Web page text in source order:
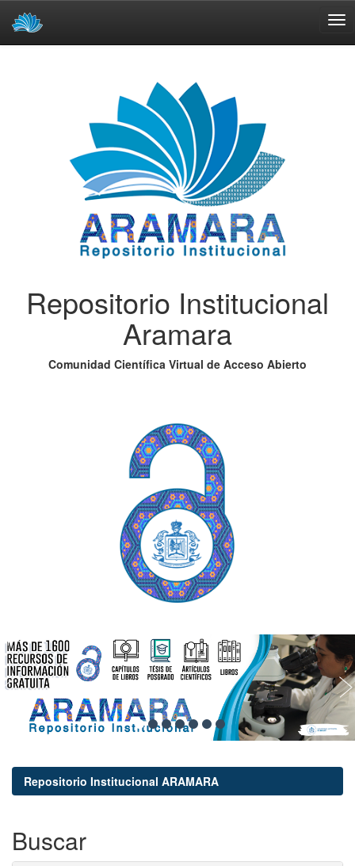
Repositorio Institucional
Aramara
Comunidad Científica Virtual de Acceso Abierto
Repositorio Institucional ARAMARA
Buscar